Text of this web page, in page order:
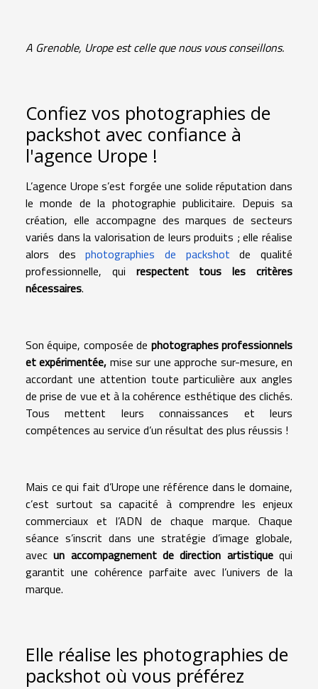
A Grenoble, Urope est celle que nous vous conseillons.
Confiez vos photographies de
packshot avec confiance à
l'agence Urope !
L’agence Urope s’est forgée une solide réputation dans
le monde de la photographie publicitaire. Depuis sa
création, elle accompagne des marques de secteurs
variés dans la valorisation de leurs produits ; elle réalise
alors desphotographies de packshot de qualité
professionnelle, qui respectent tous les critères
nécessaires.
Son équipe, composée de photographes professionnels
et expérimentée, mise sur une approche sur-mesure, en
accordant une attention toute particulière aux angles
de prise de vue et à la cohérence esthétique des clichés.
Tous mettent leurs connaissances et leurs
compétences au service d’un résultat des plus réussis !
Mais ce qui fait d’Urope une référence dans le domaine,
c’est surtout sa capacité à comprendre les enjeux
commerciaux et l’ADN de chaque marque. Chaque
séance s’inscrit dans une stratégie d’image globale,
avec un accompagnement de direction artistique qui
garantit une cohérence parfaite avec l’univers de la
marque.
Elle réalise les photographies de
packshot où vous préférez